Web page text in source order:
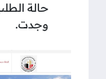
حالة
وجدت.